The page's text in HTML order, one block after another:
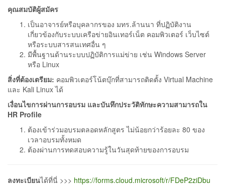
คุณสมบัติผู้สมัคร
เป็นอาจารย์หรือบุคลากรของ มทร.ล้านนา ที่ปฏิบัติงาน
เกี่ยวข้องกับระบบเครือข่ายอินเทอร์เน็ต คอมพิวเตอร์ เว็บไซต์
หรือระบบสารสนเทศอื่น ๆ
มีพื้นฐานด้านระบบปฏิบัติการแม่ข่าย เช่น Windows Server
หรือ Linux
สิ่งที่ต้องเตรียม: คอมพิวเตอร์โน้ตบุ๊กที่สามารถติดตั้ง Virtual Machine
และ Kali Linux ได้
เงื่อนไขการผ่านการอบรม และบันทึกประวัติทักษะความสามารถใน
HR Profile
ต้องเข้าร่วมอบรมตลอดหลักสูตร ไม่น้อยกว่าร้อยละ 80 ของ
เวลาอบรมทั้งหมด
ต้องผ่านการทดสอบความรู้ในวันสุดท้ายของการอบรม
ลงทะเบียนได้ที่นี่ >>> https://forms.cloud.microsoft/r/FDeP2ziDbu